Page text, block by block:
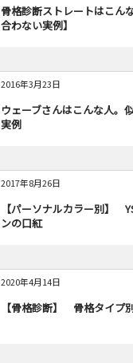
骨格診断ストレートはこん
合わない実例】
2016年3月23日
ウェーブさんはこんな人。
実例
2017年8月26日
【パーソナルカラー別】
ンの口紅
2020年4月14日
【骨格診断】 骨格タイ